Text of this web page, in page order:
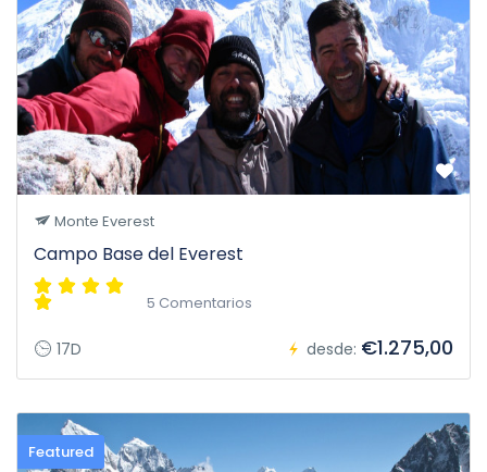
Monte Everest
Campo Base del Everest
5 Comentarios
17D desde: €1.275,00
Featured